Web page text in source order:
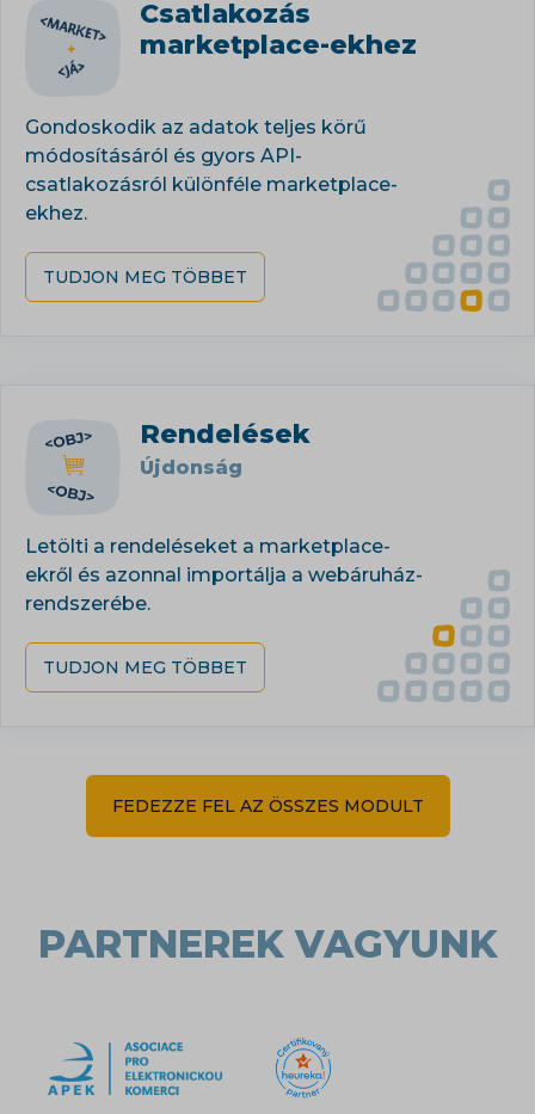
Csatlakozás
marketplace-ekhez
Gondoskodik az adatok teljes körű
módosításáról és gyors API-
csatlakozásról különféle marketplace-
ekhez.
TUDJON MEG TÖBBET
Rendelések
Újdonság
Letölti a rendeléseket a marketplace-
ekről és azonnal importálja a webáruház-
rendszerébe.
TUDJON MEG TÖBBET
FEDEZZE FEL AZ ÖSSZES MODULT
PARTNEREK VAGYUNK